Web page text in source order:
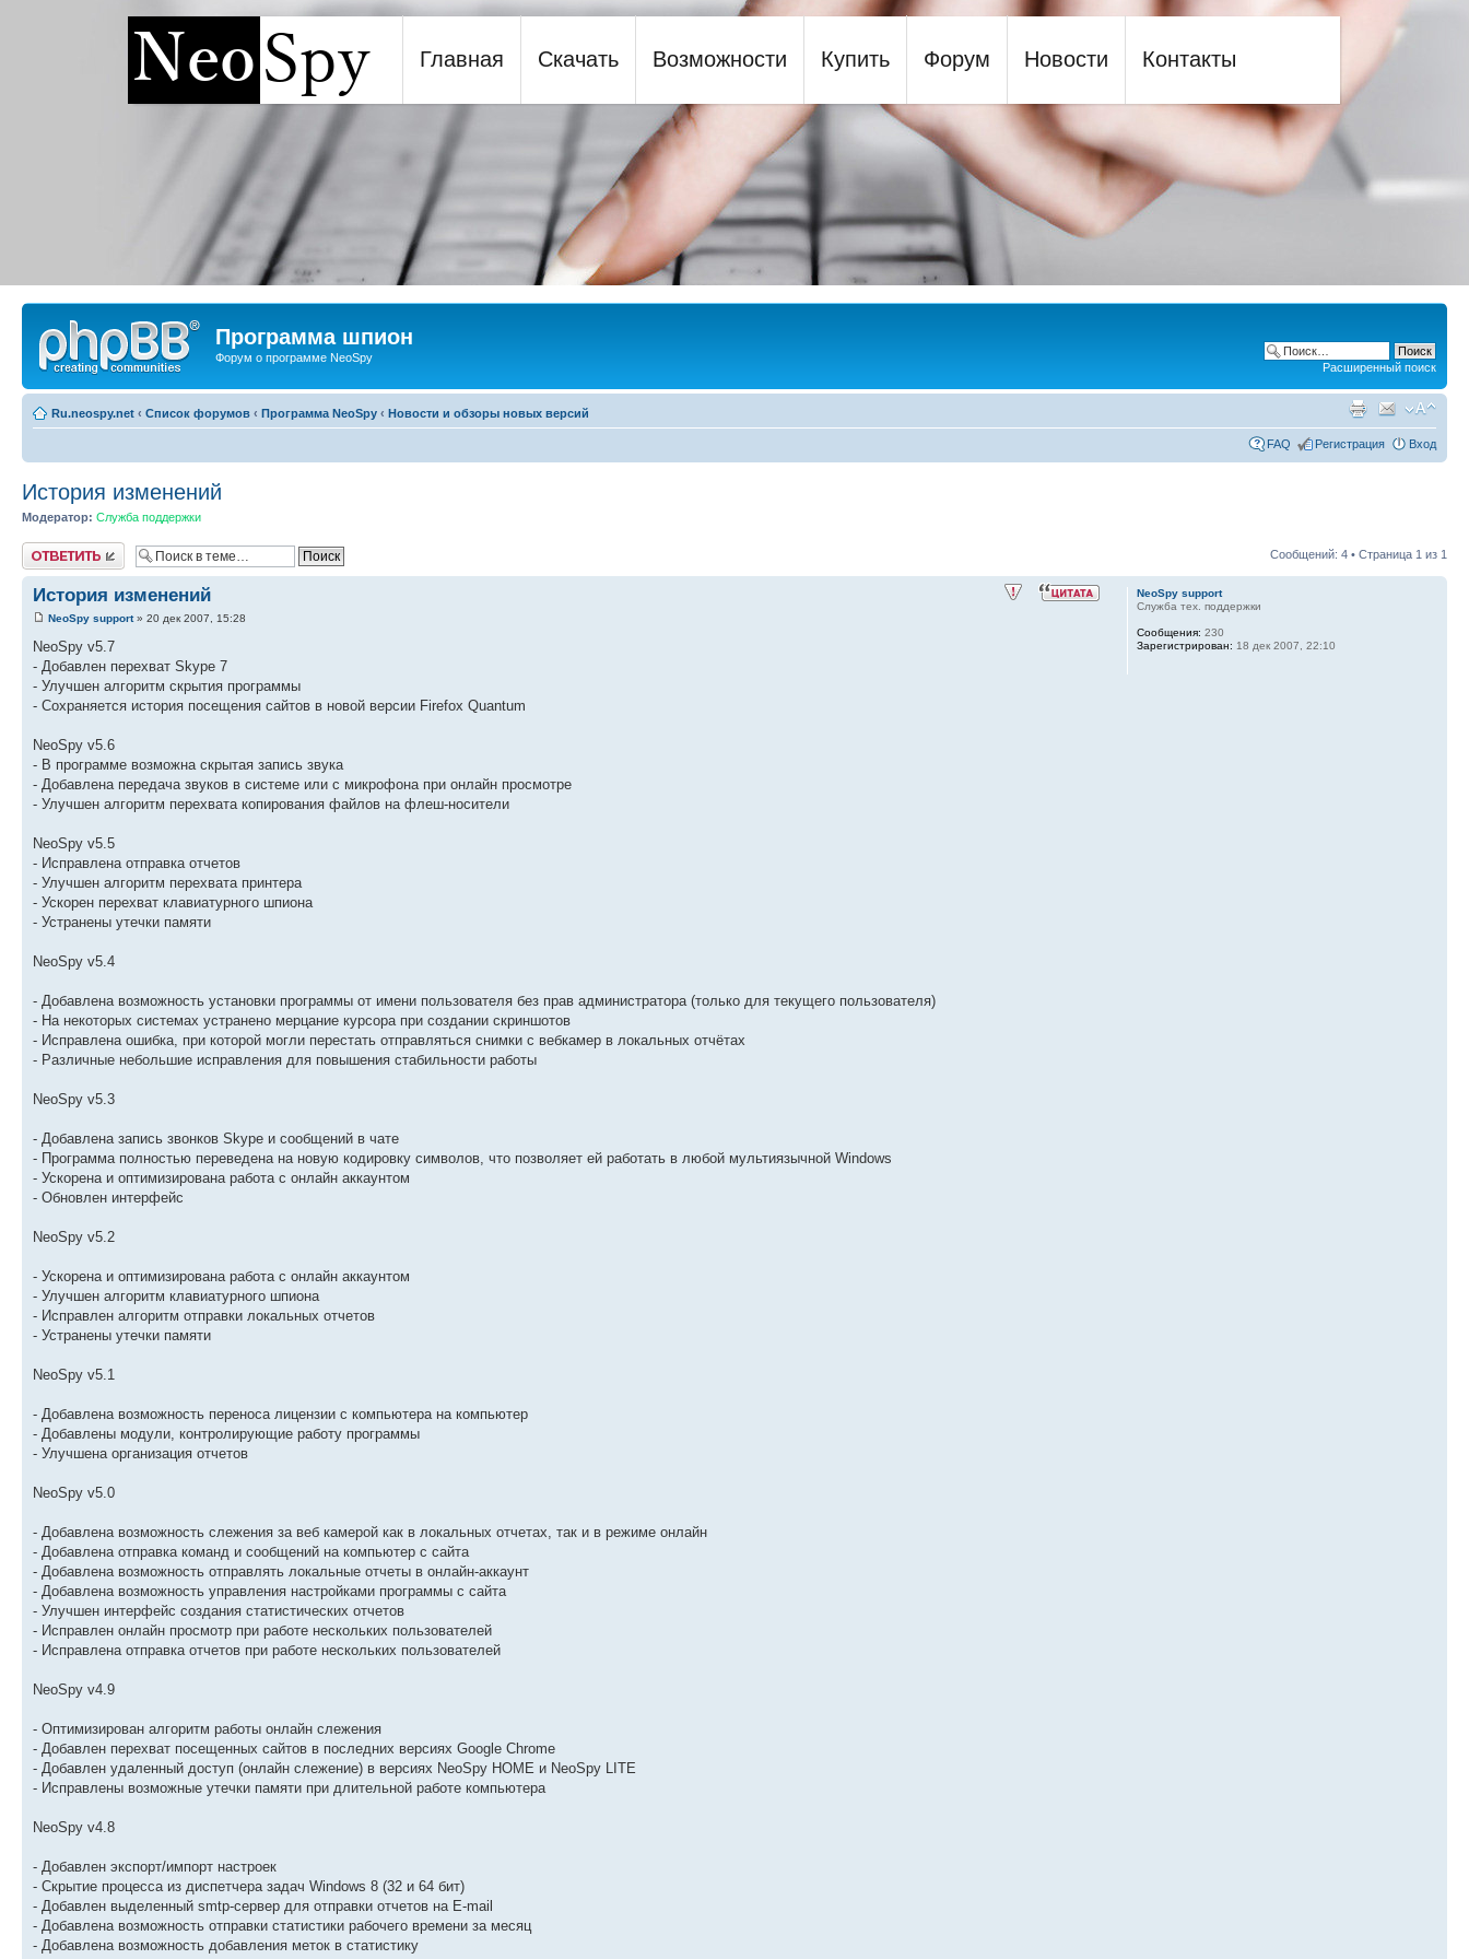
Программа шпион NeoSpy
Главная Скачать Возможности Купить Форум Новости Контакты
Программа шпион
Форум о программе NeoSpy
Расширенный поиск
Ru.neospy.net ‹ Список форумов ‹ Программа NeoSpy ‹ Новости и обзоры новых версий
FAQ Регистрация Вход
История изменений
Модератор: Служба поддержки
Ответить Сообщений: 4 • Страница 1 из 1
История изменений
NeoSpy support» 20 дек 2007, 15:28
NeoSpy v5.7
- Добавлен перехват Skype 7
- Улучшен алгоритм скрытия программы
- Сохраняется история посещения сайтов в новой версии Firefox Quantum
NeoSpy v5.6
- В программе возможна скрытая запись звука
- Добавлена передача звуков в системе или с микрофона при онлайн просмотре
- Улучшен алгоритм перехвата копирования файлов на флеш-носители
NeoSpy v5.5
- Исправлена отправка отчетов
- Улучшен алгоритм перехвата принтера
- Ускорен перехват клавиатурного шпиона
- Устранены утечки памяти
NeoSpy v5.4
- Добавлена возможность установки программы от имени пользователя без прав администратора (только для текущего пользователя)
- На некоторых системах устранено мерцание курсора при создании скриншотов
- Исправлена ошибка, при которой могли перестать отправляться снимки с вебкамер в локальных отчётах
- Различные небольшие исправления для повышения стабильности работы
NeoSpy v5.3
- Добавлена запись звонков Skype и сообщений в чате
- Программа полностью переведена на новую кодировку символов, что позволяет ей работать в любой мультиязычной Windows
- Ускорена и оптимизирована работа с онлайн аккаунтом
- Обновлен интерфейс
NeoSpy v5.2
- Ускорена и оптимизирована работа с онлайн аккаунтом
- Улучшен алгоритм клавиатурного шпиона
- Исправлен алгоритм отправки локальных отчетов
- Устранены утечки памяти
NeoSpy v5.1
- Добавлена возможность переноса лицензии с компьютера на компьютер
- Добавлены модули, контролирующие работу программы
- Улучшена организация отчетов
NeoSpy v5.0
- Добавлена возможность слежения за веб камерой как в локальных отчетах, так и в режиме онлайн
- Добавлена отправка команд и сообщений на компьютер с сайта
- Добавлена возможность отправлять локальные отчеты в онлайн-аккаунт
- Добавлена возможность управления настройками программы с сайта
- Улучшен интерфейс создания статистических отчетов
- Исправлен онлайн просмотр при работе нескольких пользователей
- Исправлена отправка отчетов при работе нескольких пользователей
NeoSpy v4.9
- Оптимизирован алгоритм работы онлайн слежения
- Добавлен перехват посещенных сайтов в последних версиях Google Chrome
- Добавлен удаленный доступ (онлайн слежение) в версиях NeoSpy HOME и NeoSpy LITE
- Исправлены возможные утечки памяти при длительной работе компьютера
NeoSpy v4.8
- Добавлен экспорт/импорт настроек
- Скрытие процесса из диспетчера задач Windows 8 (32 и 64 бит)
- Добавлен выделенный smtp-сервер для отправки отчетов на E-mail
- Добавлена возможность отправки статистики рабочего времени за месяц
- Добавлена возможность добавления меток в статистику
NeoSpy support
Служба тех. поддержки
Сообщения: 230
Зарегистрирован: 18 дек 2007, 22:10